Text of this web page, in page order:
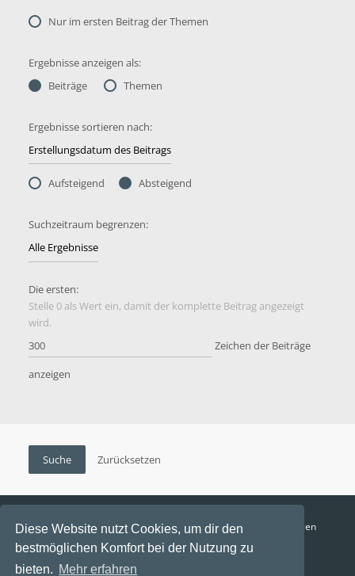
Diese Website nutzt Cookies, um dir den
bestmöglichen Komfort bei der Nutzung zu
bieten. Mehr erfahren
Nur im ersten Beitrag der Themen
Ergebnisse anzeigen als:
Beiträge
Themen
Ergebnisse sortieren nach:
Aufsteigend Absteigend
Suchzeitraum begrenzen:
Die ersten:
Stelle 0 als Wert ein, damit der komplette Beitrag angezeigt
wird.
Zeichen der Beiträge
anzeigen
Funga Austria FAQ Datenschutz
Nutzungsbedingungen
Alle Zeiten sind UTC+02:00
Aktuelle Zeit: 7. August 2026, 22:26